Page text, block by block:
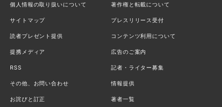
個人情報の取り扱いについて 著作権と転載について
サイトマップ プレスリリース受付
読者プレゼント提供 コンテンツ利用について
提携メディア 広告のご案内
RSS 記者・ライター募集
その他、お問い合わせ 情報提供
お詫びと訂正 著者一覧